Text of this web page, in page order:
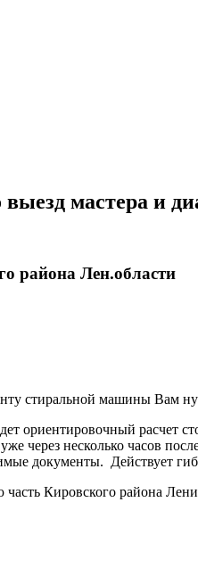
мастера и
района Лен.области
стиральной машины Вам
ориентировочный расчет
через несколько часов
документы. Действует
Кировского района